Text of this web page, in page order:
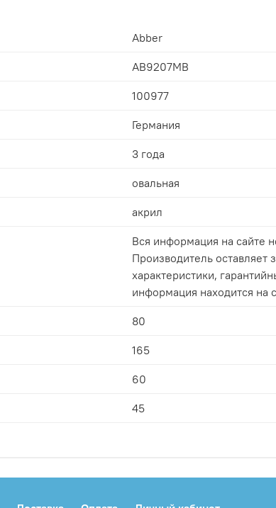
Abber
AB9207MB
100977
Германия
3 года
овальная
акрил
Вся информация на сайте
Производитель оставляет
характеристики,
информация находится на
80
165
60
45